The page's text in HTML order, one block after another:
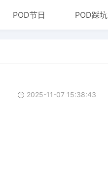
POD节日 POD踩坑
2025-11-07 15:38:43